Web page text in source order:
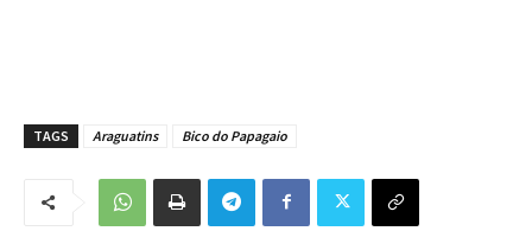
TAGS Araguatins Bico do Papagaio